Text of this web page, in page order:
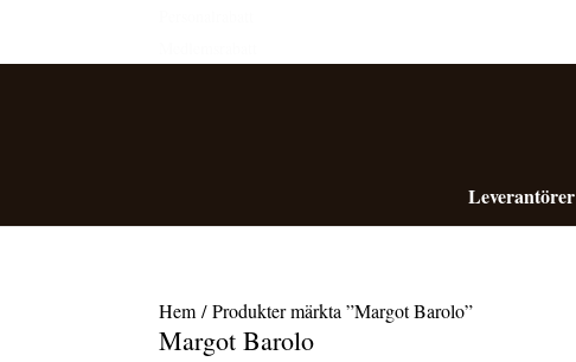
Leverantörer
Hem / Produkter märkta ”Margot Barolo”
Margot Barolo